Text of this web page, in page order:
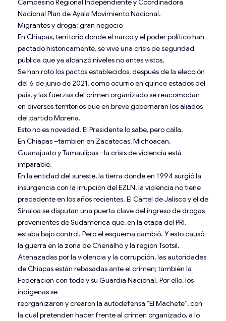
Nacional Plan de Ayala Movimiento Nacional.
Migrantes y droga: gran negocio
En Chiapas, territorio donde el narco y el poder político han
pactado históricamente, se vive una crisis de seguridad
pública que ya alcanzó niveles no antes vistos.
Se han roto los pactos establecidos, después de la elección
del 6 de junio de 2021, como ocurrió en quince estados del
país, y las fuerzas del crimen organizado se reacomodan
en diversos territorios que en breve gobernarán los aliados
del partido Morena.
Esto no es novedad. El Presidente lo sabe, pero calla.
En Chiapas –también en Zacatecas, Michoacán,
Guanajuato y Tamaulipas –la crisis de violencia está
imparable.
En la entidad del sureste, la tierra donde en 1994 surgió la
insurgencia con la irrupción del EZLN, la violencia no tiene
precedente en los años recientes. El Cártel de Jalisco y el de
Sinaloa se disputan una puerta clave del ingreso de drogas
provenientes de Sudamérica que, en la etapa del PRI,
estaba bajo control. Pero el esquema cambió. Y esto causó
la guerra en la zona de Chenalhó y la región Tsotsil.
Atenazadas por la violencia y la corrupción, las autoridades
de Chiapas están rebasadas ante el crimen; también la
Federación con todo y su Guardia Nacional. Por ello, los
indígenas se
reorganizaron y crearon la autodefensa “El Machete”, con
la cual pretenden hacer frente al crimen organizado, a lo